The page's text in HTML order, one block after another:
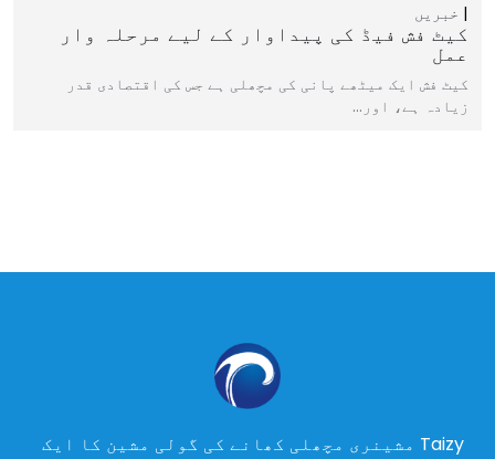
خبریں
کیٹ فش فیڈ کی پیداوار کے لیے مرحلہ وار
عمل
کیٹ فش ایک میٹھے پانی کی مچھلی ہے جس کی اقتصادی قدر
زیادہ ہے، اور…
Taizy مشینری مچھلی کھانے کی گولی مشین کا ایک